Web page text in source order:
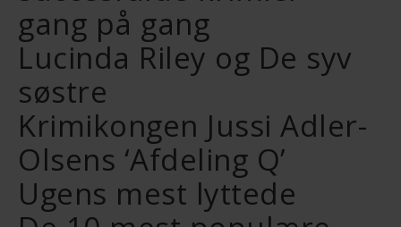
gang på gang
Lucinda Riley og De syv
søstre
Krimikongen Jussi Adler-
Olsens ‘Afdeling Q’
Ugens mest lyttede